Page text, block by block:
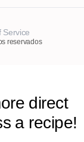
Service
reservados
direct
a recipe!